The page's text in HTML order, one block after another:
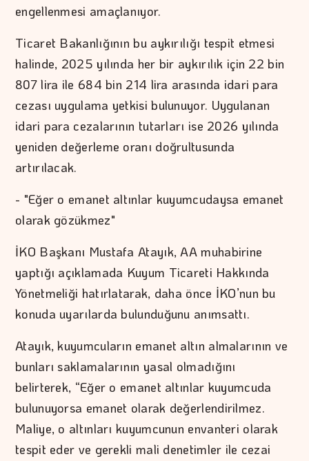
engellenmesi amaçlanıyor.
Ticaret Bakanlığının bu aykırılığı tespit etmesi
halinde, 2025 yılında her bir aykırılık için 22 bin
807 lira ile 684 bin 214 lira arasında idari para
cezası uygulama yetkisi bulunuyor. Uygulanan
idari para cezalarının tutarları ise 2026 yılında
yeniden değerleme oranı doğrultusunda
artırılacak.
- "Eğer o emanet altınlar kuyumcudaysa emanet
olarak gözükmez"
İKO Başkanı Mustafa Atayık, AA muhabirine
yaptığı açıklamada Kuyum Ticareti Hakkında
Yönetmeliği hatırlatarak, daha önce İKO’nun bu
konuda uyarılarda bulunduğunu anımsattı.
Atayık, kuyumcuların emanet altın almalarının ve
bunları saklamalarının yasal olmadığını
belirterek, “Eğer o emanet altınlar kuyumcuda
bulunuyorsa emanet olarak değerlendirilmez.
Maliye, o altınları kuyumcunun envanteri olarak
tespit eder ve gerekli mali denetimler ile cezai